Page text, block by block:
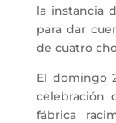
la instancia
para dar
de cuatro
El domingo
celebración
fábrica